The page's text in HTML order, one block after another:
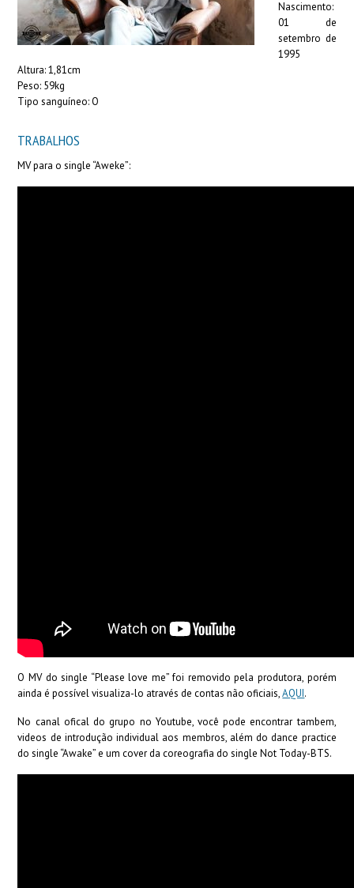
Nascimento:
01 de
setembro de
1995
Altura: 1,81cm
Peso: 59kg
Tipo sanguíneo: O
TRABALHOS
MV para o single “Aweke”:
O MV do single “Please love me” foi removido pela produtora, porém
ainda é possível visualiza-lo através de contas não oficiais,AQUI.
No canal ofical do grupo no Youtube, você pode encontrar tambem,
videos de introdução individual aos membros, além do dance practice
do single “Awake” e um cover da coreografia do single Not Today-BTS.